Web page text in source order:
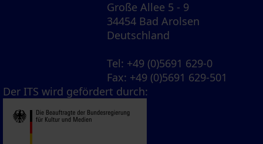
Große Allee 5 - 9
34454 Bad Arolsen
Deutschland
Tel: +49 (0)5691 629-0
Fax: +49 (0)5691 629-501
Der ITS wird gefördert durch: